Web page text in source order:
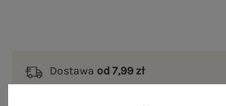
Dostawa od 7,99 zł